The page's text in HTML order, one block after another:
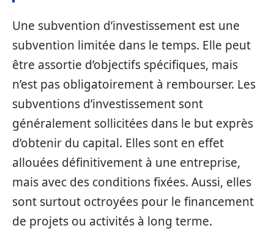
Une subvention d’investissement est une
subvention limitée dans le temps. Elle peut
être assortie d’objectifs spécifiques, mais
n’est pas obligatoirement à rembourser. Les
subventions d’investissement sont
généralement sollicitées dans le but exprès
d’obtenir du capital. Elles sont en effet
allouées définitivement à une entreprise,
mais avec des conditions fixées. Aussi, elles
sont surtout octroyées pour le financement
de projets ou activités à long terme.